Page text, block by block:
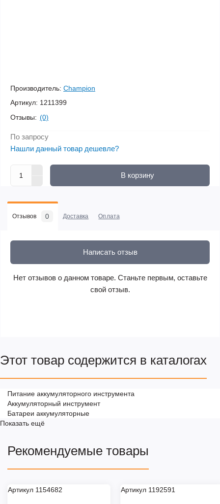
Производитель: Champion
Артикул: 1211399
Отзывы: (0)
По запросу
Нашли данный товар дешевле?
В корзину
Отзывов 0 Доставка Оплата
Написать отзыв
Нет отзывов о данном товаре. Станьте первым, оставьте
свой отзыв.
Этот товар содержится в каталогах
Питание аккумуляторного инструмента
Аккумуляторный инструмент
Батареи аккумуляторные
Показать ещё
Рекомендуемые товары
Артикул 1154682 Артикул 1192591